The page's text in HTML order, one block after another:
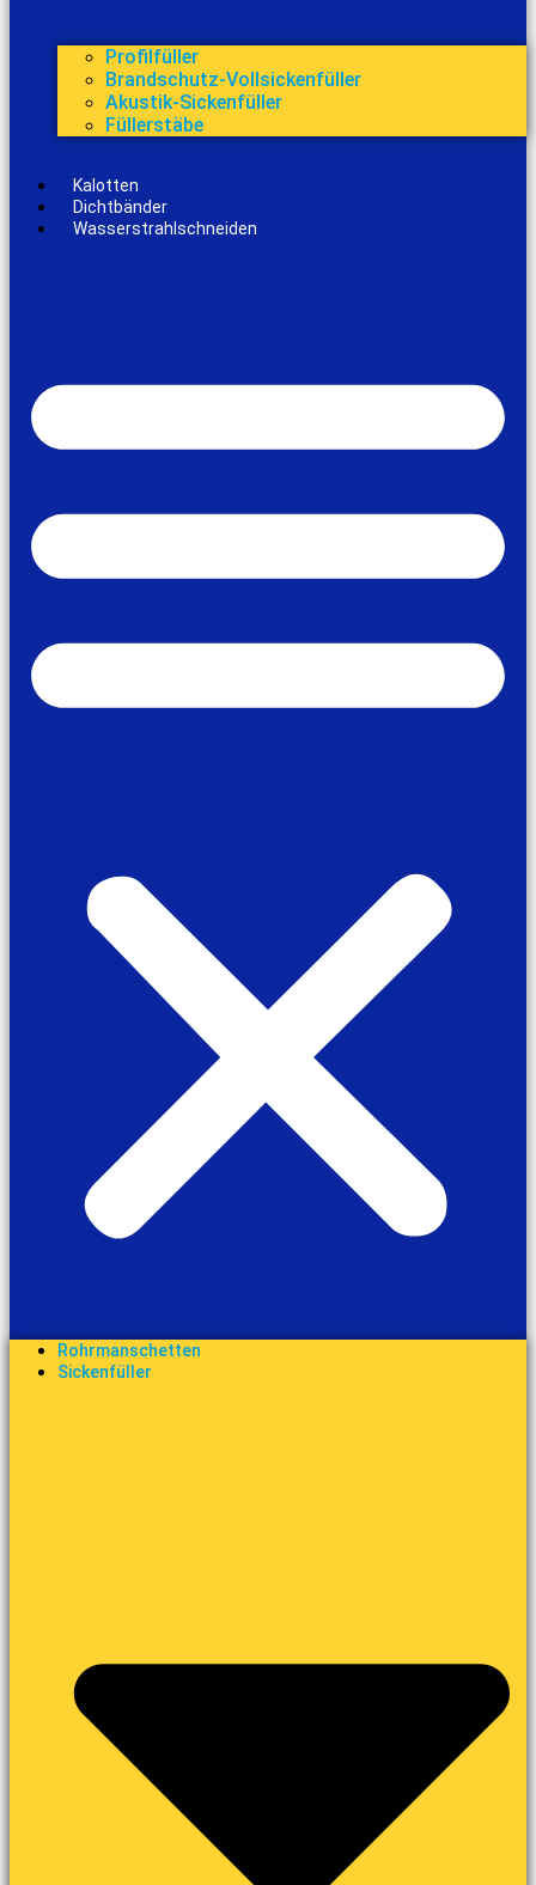
Profilfüller
Brandschutz-Vollsickenfüller
Akustik-Sickenfüller
Füllerstäbe
Kalotten
Dichtbänder
Wasserstrahlschneiden
Rohrmanschetten
Sickenfüller